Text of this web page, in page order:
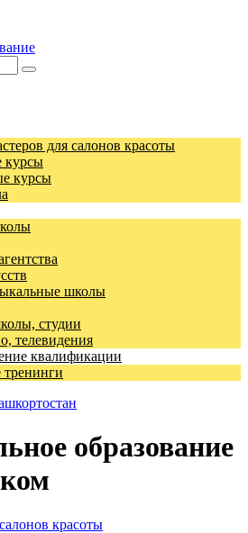
для салонов красоты
курсы
курсы
школы
студии
телевидения
квалификации
образование
красоты